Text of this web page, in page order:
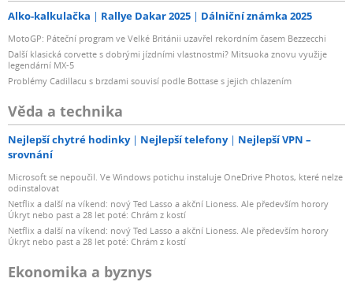
Alko-kalkulačka Rallye Dakar 2025 Dálniční známka 2025
MotoGP: Páteční program ve Velké Británii uzavřel rekordním časem Bezzecchi
Další klasická corvette s dobrými jízdními vlastnostmi? Mitsuoka znovu využije
legendární MX-5
Problémy Cadillacu s brzdami souvisí podle Bottase s jejich chlazením
Věda a technika
Nejlepší chytré hodinky Nejlepší telefony
Nejlepší VPN –
srovnání
Microsoft se nepoučil. Ve Windows potichu instaluje OneDrive Photos, které nelze
odinstalovat
Netflix a další na víkend: nový Ted Lasso a akční Lioness. Ale především horory
Úkryt nebo past a 28 let poté: Chrám z kostí
Netflix a další na víkend: nový Ted Lasso a akční Lioness. Ale především horory
Úkryt nebo past a 28 let poté: Chrám z kostí
Ekonomika a byznys